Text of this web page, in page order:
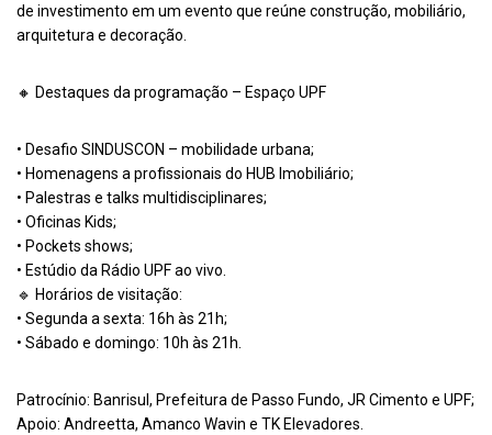
de investimento em um evento que reúne construção, mobiliário,
arquitetura e decoração.
🔸 Destaques da programação – Espaço UPF
• Desafio SINDUSCON – mobilidade urbana;
• Homenagens a profissionais do HUB Imobiliário;
• Palestras e talks multidisciplinares;
• Oficinas Kids;
• Pockets shows;
• Estúdio da Rádio UPF ao vivo.
🔹 Horários de visitação:
• Segunda a sexta: 16h às 21h;
• Sábado e domingo: 10h às 21h.
Patrocínio: Banrisul, Prefeitura de Passo Fundo, JR Cimento e UPF;
Apoio: Andreetta, Amanco Wavin e TK Elevadores.